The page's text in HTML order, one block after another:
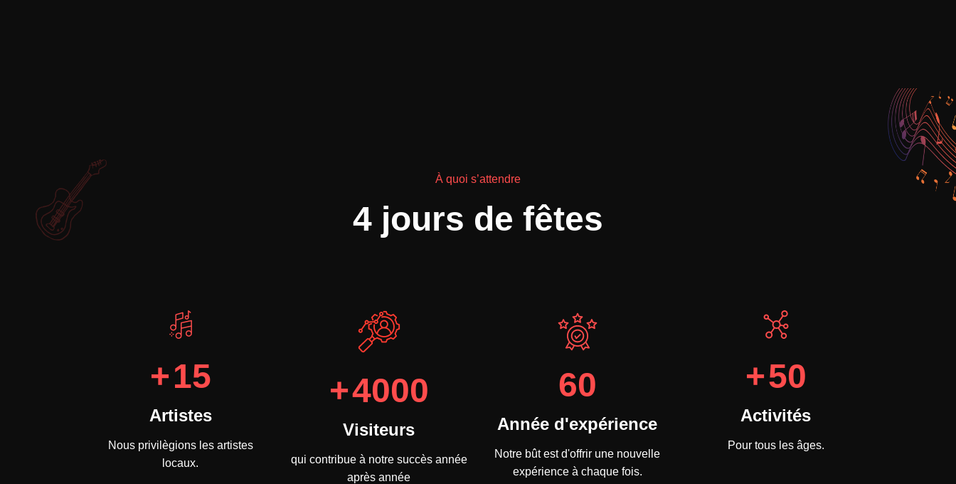
À quoi s’attendre
4 jours de fêtes
+15
Artistes
Nous privilègions les artistes
locaux.
+4000
Visiteurs
qui contribue à notre succès année
après année
60
Année d'expérience
Notre bût est d'offrir une nouvelle
expérience à chaque fois.
+50
Activités
Pour tous les âges.